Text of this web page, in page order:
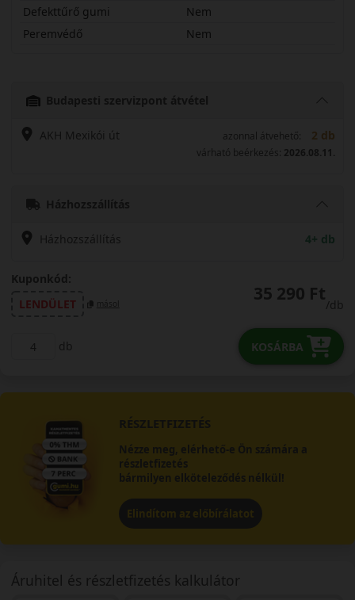
Defekttűrő gumi
Nem
Peremvédő
Nem
Budapesti szervizpont átvétel
AKH Mexikói út azonnal átvehető: 2 db
várható beérkezés: 2026.08.11.
Házhozszállítás
Házhozszállítás 4+ db
Kuponkód:
LENDÜLET
másol 35 290 Ft
/db
db KOSÁRBA
RÉSZLETFIZETÉS
Nézze meg, elérhető-e Ön számára a
részletfizetés
bármilyen elköteleződés nélkül!
Elindítom az előbírálatot
Áruhitel és részletfizetés kalkulátor